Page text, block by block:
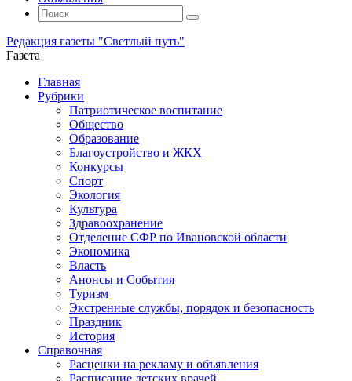
Поиск
Искать:
Поиск
Редакция газеты "Светлый путь"
Газета
Промотать
содержимому
Главная
Рубрики
Патриотическое воспитание
Общество
Образование
Благоустройство и ЖКХ
Конкурсы
Спорт
Экология
Культура
Здравоохранение
Отделение СФР по Ивановской области
Экономика
Власть
Анонсы и События
Туризм
Экстренные службы, порядок и безопасность
Праздник
История
Справочная
Расценки на рекламу и объявления
Расписание детских врачей